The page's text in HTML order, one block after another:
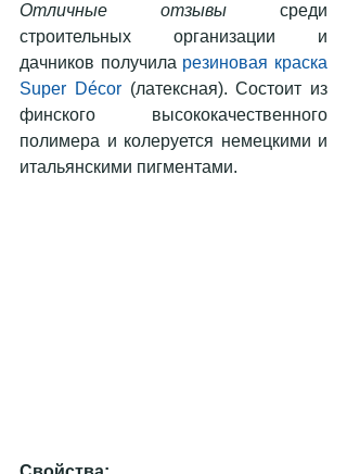
Отличные отзывы среди
строительных организации и
дачников получила резиновая краска
Super Décor (латексная). Состоит из
финского высококачественного
полимера и колеруется немецкими и
итальянскими пигментами.